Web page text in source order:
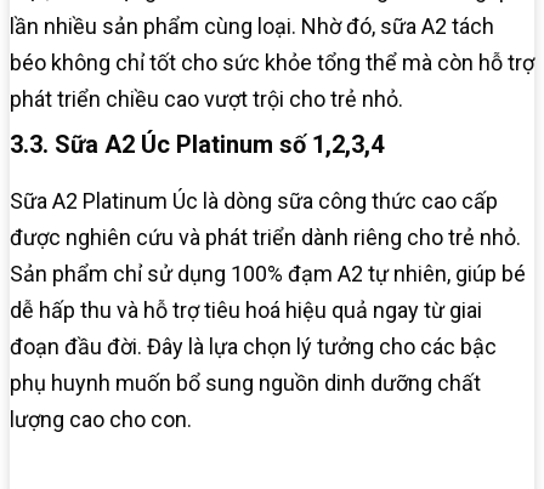
lần nhiều sản phẩm cùng loại. Nhờ đó, sữa A2 tách
béo không chỉ tốt cho sức khỏe tổng thể mà còn hỗ trợ
phát triển chiều cao vượt trội cho trẻ nhỏ.
3.3. Sữa A2 Úc Platinum số 1,2,3,4
Sữa A2 Platinum Úc là dòng sữa công thức cao cấp
được nghiên cứu và phát triển dành riêng cho trẻ nhỏ.
Sản phẩm chỉ sử dụng 100% đạm A2 tự nhiên, giúp bé
dễ hấp thu và hỗ trợ tiêu hoá hiệu quả ngay từ giai
đoạn đầu đời. Đây là lựa chọn lý tưởng cho các bậc
phụ huynh muốn bổ sung nguồn dinh dưỡng chất
lượng cao cho con.